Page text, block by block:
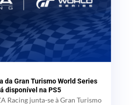
da Gran Turismo World Series
disponível na PS5
Racing junta-se à Gran Turismo